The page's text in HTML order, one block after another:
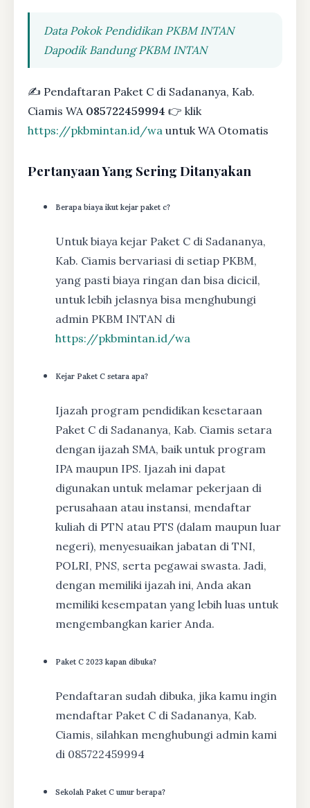
Data Pokok Pendidikan PKBM INTAN
Dapodik Bandung PKBM INTAN
✍ Pendaftaran Paket C di Sadananya, Kab.
Ciamis WA 085722459994 👉 klik
https://pkbmintan.id/wa untuk WA Otomatis
Pertanyaan Yang Sering Ditanyakan
Berapa biaya ikut kejar paket c?
Untuk biaya kejar Paket C di Sadananya,
Kab. Ciamis bervariasi di setiap PKBM,
yang pasti biaya ringan dan bisa dicicil,
untuk lebih jelasnya bisa menghubungi
admin PKBM INTAN di
https://pkbmintan.id/wa
Kejar Paket C setara apa?
Ijazah program pendidikan kesetaraan
Paket C di Sadananya, Kab. Ciamis setara
dengan ijazah SMA, baik untuk program
IPA maupun IPS. Ijazah ini dapat
digunakan untuk melamar pekerjaan di
perusahaan atau instansi, mendaftar
kuliah di PTN atau PTS (dalam maupun luar
negeri), menyesuaikan jabatan di TNI,
POLRI, PNS, serta pegawai swasta. Jadi,
dengan memiliki ijazah ini, Anda akan
memiliki kesempatan yang lebih luas untuk
mengembangkan karier Anda.
Paket C 2023 kapan dibuka?
Pendaftaran sudah dibuka, jika kamu ingin
mendaftar Paket C di Sadananya, Kab.
Ciamis, silahkan menghubungi admin kami
di 085722459994
Sekolah Paket C umur berapa?